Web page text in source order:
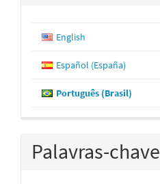
English
Español (España)
Português (Brasil)
Palavras-chave